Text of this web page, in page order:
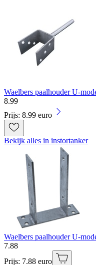
Waelbers paalhouder U-
8.99
Prijs: 8.99 euro
Bekijk alles in instortanker
Waelbers paalhouder U-
7.88
Prijs: 7.88 euro